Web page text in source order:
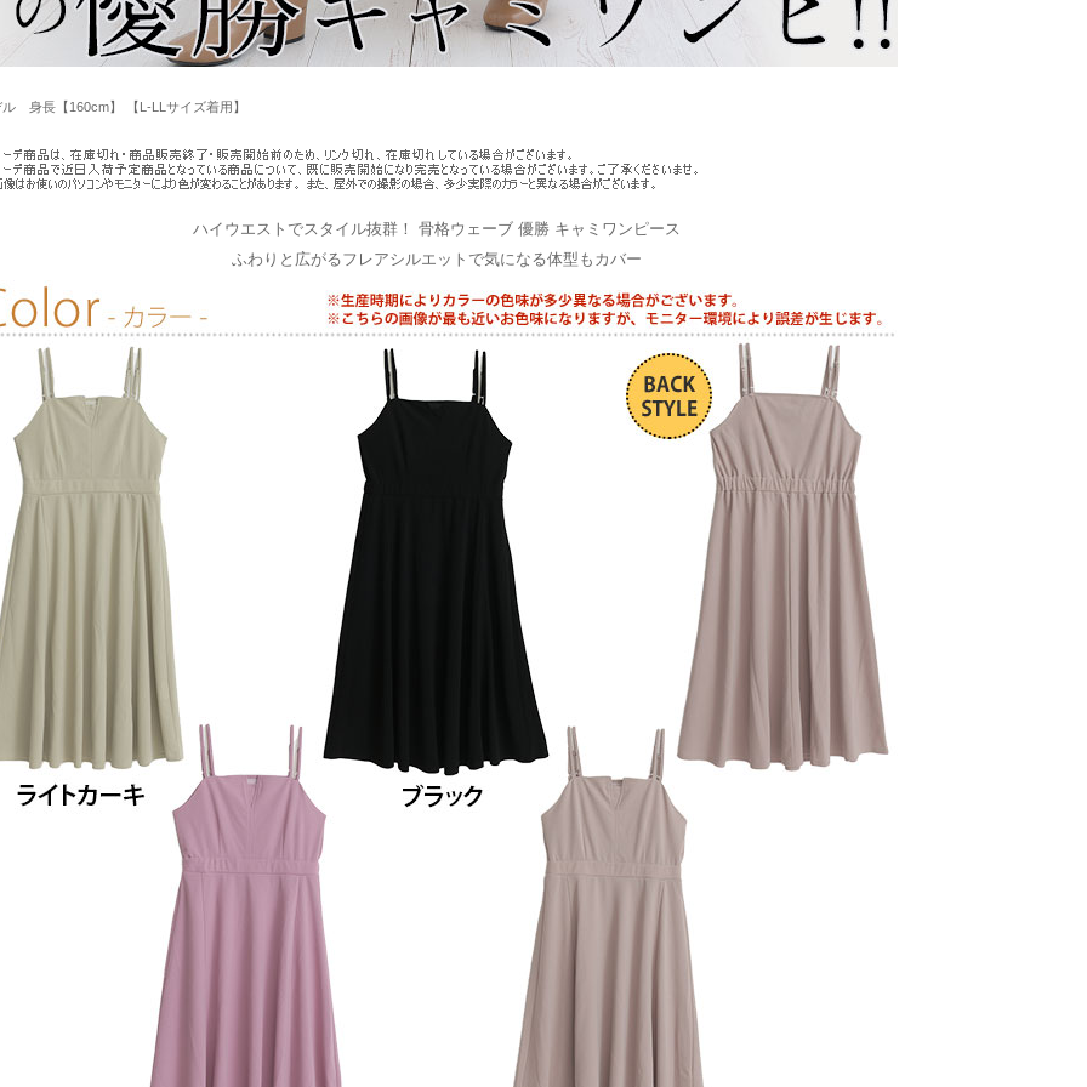
ル 身長【160cm】 【L-LLサイズ着用】
ハイウエストでスタイル抜群！ 骨格ウェーブ 優勝 キャミワンピース
ふわりと広がるフレアシルエットで気になる体型もカバー